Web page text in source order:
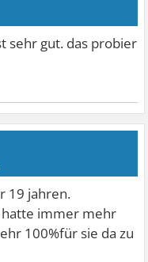
sehr gut. das probier
19 jahren.
hatte immer mehr
100%für sie da zu